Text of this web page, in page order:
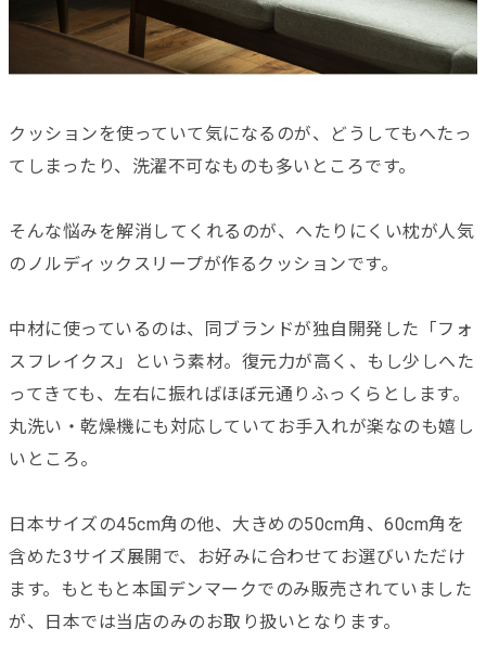
クッションを使っていて気になるのが、どうしてもへたっ
てしまったり、洗濯不可なものも多いところです。
そんな悩みを解消してくれるのが、へたりにくい枕が人気
のノルディックスリープが作るクッションです。
中材に使っているのは、同ブランドが独自開発した「フォ
スフレイクス」という素材。復元力が高く、もし少しへた
ってきても、左右に振ればほぼ元通りふっくらとします。
丸洗い・乾燥機にも対応していてお手入れが楽なのも嬉し
いところ。
日本サイズの45cm角の他、大きめの50cm角、60cm角を
含めた3サイズ展開で、お好みに合わせてお選びいただけ
ます。もともと本国デンマークでのみ販売されていました
が、日本では当店のみのお取り扱いとなります。